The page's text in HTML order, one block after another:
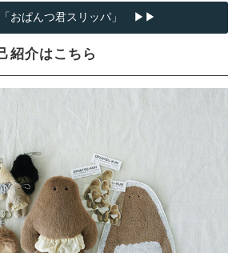
おぱんつ君スリッパ」 ▶▶
紹介はこちら